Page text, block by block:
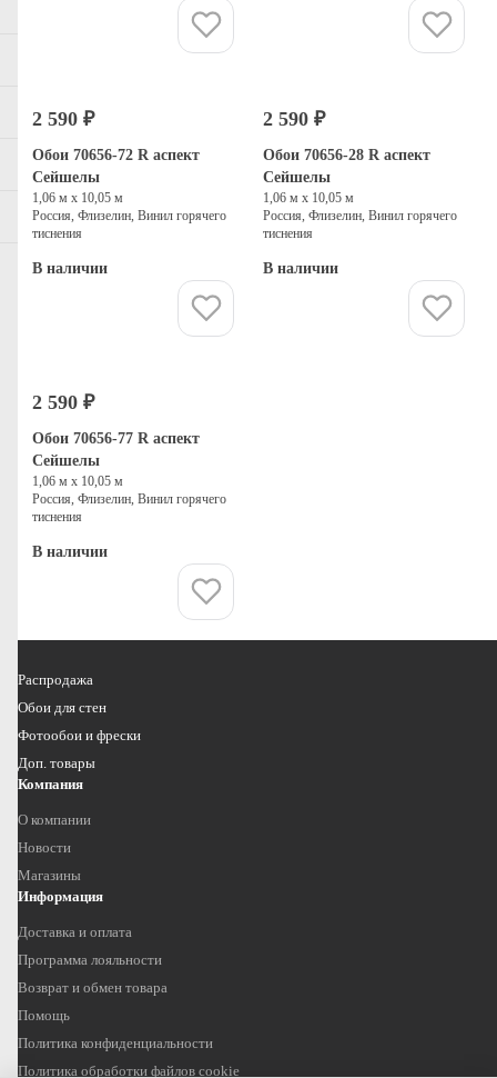
2 590 ₽
Обои 70656-72 R аспект
Сейшелы
1,06 м х 10,05 м
Россия, Флизелин, Винил горячего
тиснения
В наличии
2 590 ₽
Обои 70656-28 R аспект
Сейшелы
1,06 м х 10,05 м
Россия, Флизелин, Винил горячего
тиснения
В наличии
2 590 ₽
Обои 70656-77 R аспект
Сейшелы
1,06 м х 10,05 м
Россия, Флизелин, Винил горячего
тиснения
В наличии
Распродажа
Обои для стен
Фотообои и фрески
Доп. товары
Компания
О компании
Новости
Магазины
Информация
Доставка и оплата
Программа лояльности
Возврат и обмен товара
Помощь
Политика конфиденциальности
Политика обработки файлов cookie